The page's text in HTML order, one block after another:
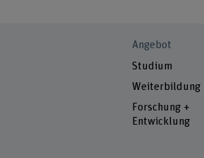
Angebot
Studium
Weiterbildung
Forschung +
Entwicklung